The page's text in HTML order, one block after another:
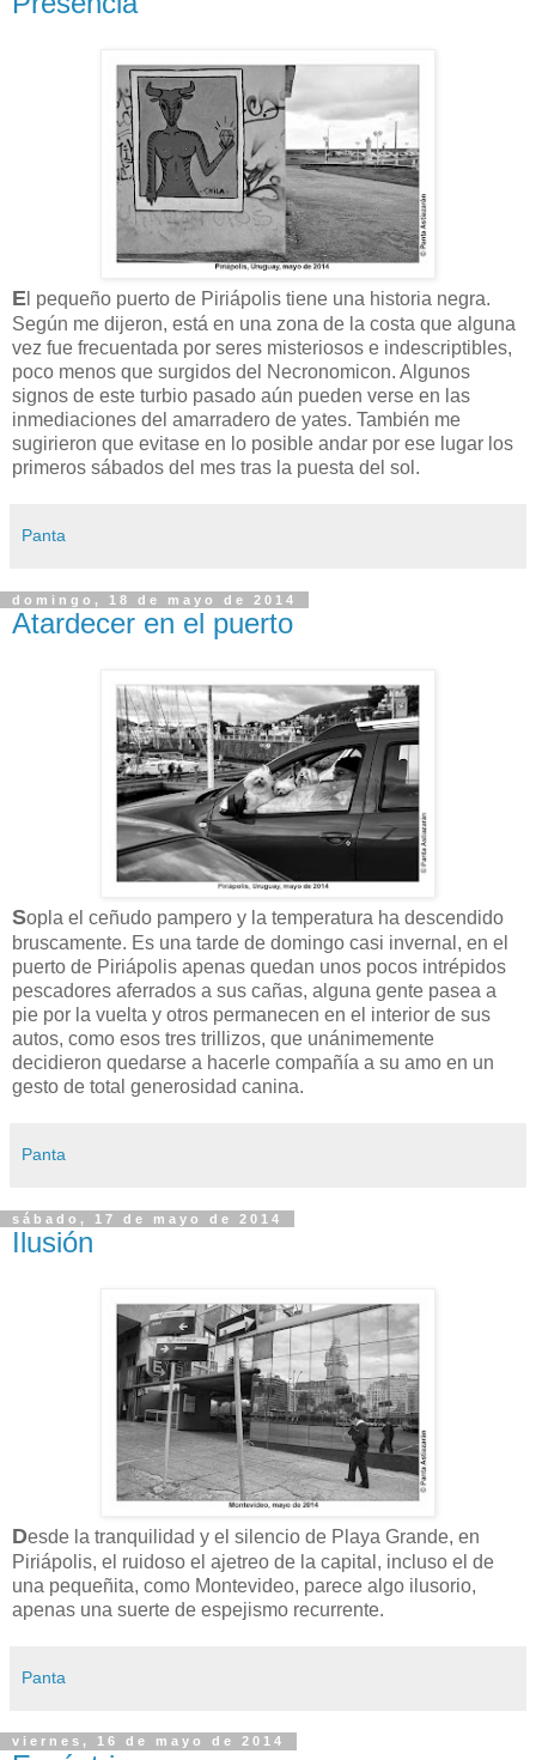
E l pequeño puerto de Piriápolis tiene una historia negra.
Según me dijeron, está en una zona de la costa que alguna
vez fue frecuentada por seres misteriosos e indescriptibles,
poco menos que surgidos del Necronomicon. Algunos
signos de este turbio pasado aún pueden verse en las
inmediaciones del amarradero de yates. También me
sugirieron que evitase en lo posible andar por ese lugar los
primeros sábados del mes tras la puesta del sol.
Panta
domingo, 18 de mayo de 2014
Atardecer en el puerto
Sopla el ceñudo pampero y la temperatura ha descendido
bruscamente. Es una tarde de domingo casi invernal, en el
puerto de Piriápolis apenas quedan unos pocos intrépidos
pescadores aferrados a sus cañas, alguna gente pasea a
pie por la vuelta y otros permanecen en el interior de sus
autos, como esos tres trillizos, que unánimemente
decidieron quedarse a hacerle compañía a su amo en un
gesto de total generosidad canina.
Panta
sábado, 17 de mayo de 2014
Ilusión
Desde la tranquilidad y el silencio de Playa Grande, en
Piriápolis, el ruidoso el ajetreo de la capital, incluso el de
una pequeñita, como Montevideo, parece algo ilusorio,
apenas una suerte de espejismo recurrente.
Panta
viernes, 16 de mayo de 2014